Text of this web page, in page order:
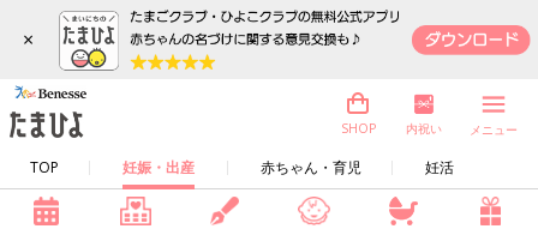
×
TOP 妊娠・出産 赤ちゃん・育児 妊活
SHOP 内祝い メニュー